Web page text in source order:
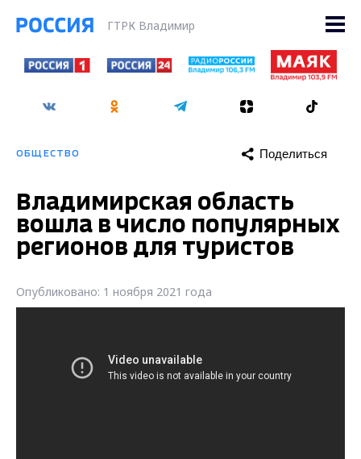
ГТРК Владимир
ОБЩЕСТВО Поделиться
Владимирская область
вошла в число популярных
регионов для туристов
Опубликовано: 1 ноября 2021 года